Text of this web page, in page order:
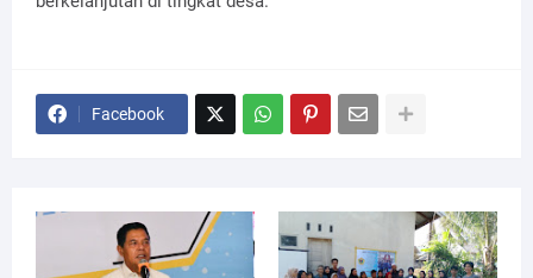
Facebook